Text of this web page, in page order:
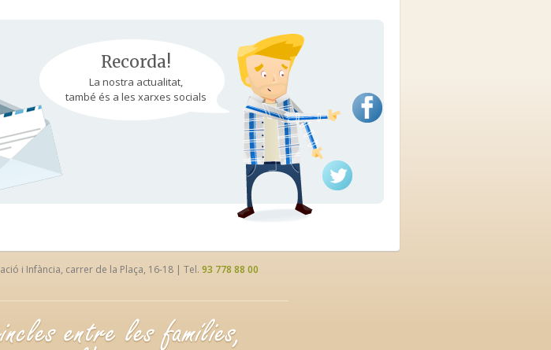
Recorda!
La nostra actualitat,
també és a les xarxes socials
i Infància, carrer de la Plaça, 16-18 | Tel. 93 778 88 00